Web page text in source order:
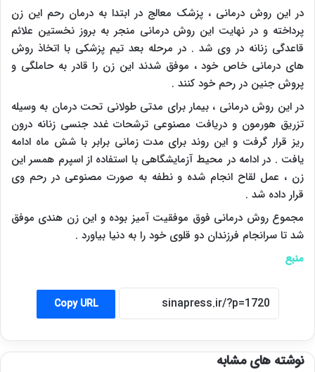
در این روش درمانی ، پزشک معالج در ابتدا به درمان رحم این زن
پرداخته و در نهایت این روش درمانی منجر به بروز نخستین علائم
قاعدگی زنانه در وی شد . در مرحله بعد تیم پزشکی با اتخاذ روش
های درمانی خاص خود ، موفق شدند این زن را قادر به حاملگی و
پروش جنین در رحم خود کنند .
در این روش درمانی ، بیمار برای مدتی طولانی تحت درمان به وسیله
تزریق هورمون و دریافت مصنوعی ترشحات غدد جنسی زنانه درون
ریز قرار گرفت و این روند برای مدت زمانی برابر با شش ماه ادامه
یافت . در ادامه در محیط آزمایشگاهی با استفاده از اسپرم همسر این
زن ، عمل لقاح انجام شده و نطفه به صورت مصنوعی در رحم وی
قرار داده شد .
مجموع روش درمانی فوق موفقیت آمیز بوده و این زن هندی موفق
شد تا سرانجام فرزندان دو قلوی خود را به دنیا بیاورد .
منبع
Copy URL
نوشته های مشابه